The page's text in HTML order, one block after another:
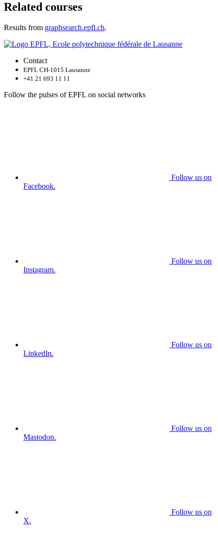
Related courses
Results from graphsearch.epfl.ch.
Contact
EPFL CH-1015 Lausanne
+41 21 693 11 11
Follow the pulses of EPFL on social networks
Follow us on
Facebook.
Follow us on
Instagram.
Follow us on
LinkedIn.
Follow us on
Mastodon.
Follow us on
X.